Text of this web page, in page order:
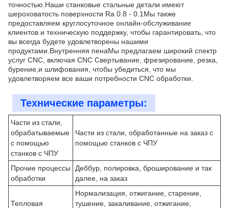
точностью.Наши станковые стальные детали имеют
шероховатость поверхности Ra 0.8 - 0.1Мы также
предоставляем круглосуточное онлайн-обслуживание
клиентов и техническую поддержку, чтобы гарантировать, что
вы всегда будете удовлетворены нашими
продуктами.Внутренняя пенаМы предлагаем широкий спектр
услуг CNC, включая CNC Свертывание, фрезирование, резка,
бурение,и шлифования, чтобы убедиться, что мы
удовлетворяем все ваши потребности CNC обработки.
Технические параметры:
Части из стали,
обрабатываемые
с помощью
станков с ЧПУ
Части из стали, обработанные на заказ с
помощью станков с ЧПУ
Прочие процессы
обработки
Деббур, полировка, броширование и так
далее, на заказ
Тепловая
Нормализация, отжигание, старение,
тушение, закаливание, отжигание,